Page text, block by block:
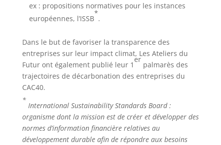
ex : propositions normatives pour les instances
européennes, l’ISSB
*
.
Dans le but de favoriser la transparence des
entreprises sur leur impact climat, Les Ateliers du
Futur ont également publié leur 1
er
palmarès des
trajectoires de décarbonation des entreprises du
CAC40.
*
International Sustainability Standards Board :
organisme dont la mission est de créer et développer des
normes d’information financière relatives au
développement durable afin de répondre aux besoins